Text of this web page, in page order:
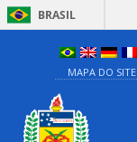
BRASIL
MAPA DO SITE